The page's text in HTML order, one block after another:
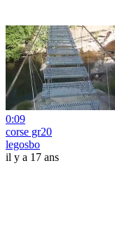
0:09
corse gr20
legosbo
il y a 17 ans